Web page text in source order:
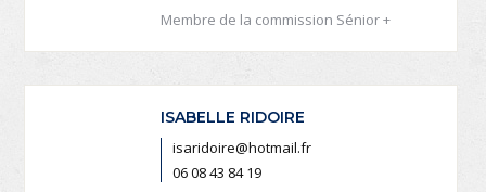
Membre de la commission Sénior +
ISABELLE RIDOIRE
isaridoire@hotmail.fr
06 08 43 84 19